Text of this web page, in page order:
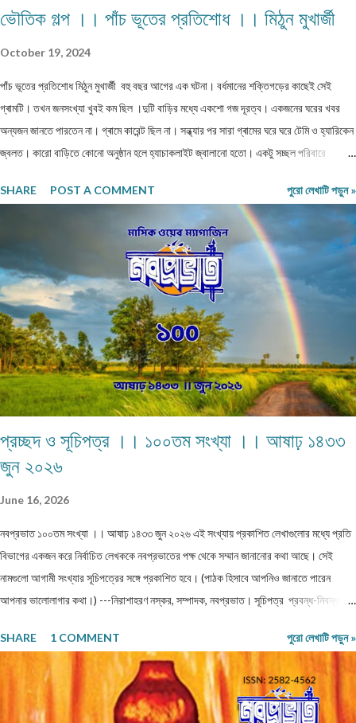
ভৌতিক গল্প ।। পাঁচ ভূতের প্রতিশোধ ।। মিঠুন মুখার্জী
October 19, 2024
পাঁচ ভূতের প্রতিশোধ মিঠুন মুখার্জী বহু বছর আগের এক ঘটনা। বর্ধমানের শক্তিগড়ের কাছেই সেই
গ্ৰামটি। তখন জনসংখ্যা খুবই কম ছিল ।দুটি বাড়ির মধ্যে একশো গজ দূরত্ব। একজনের ঘরের খবর
অন্যজন জানতে পারতেন না। গ্ৰামে কারেন্ট ছিল না। সন্ধ্যার পর সারা গ্ৰামের ঘরে ঘরে টেমি ও হ্যারিকেন
জ্বলত। কারো বাড়িতে কোনো অনুষ্ঠান হলে হ্যাচাকলাইট জ্বালানো হতো। একটু সচ্ছল পরিবারে
পাওয়া যেত না। ঐ গ্ৰাম থেকে বাজারের দূরত্ব তিন কিলোমিটার হবে। বাজারে সন্ধ্যার পর জেনারেটরের
লাইন ভাড়া নিয়ে সকলে লাইট জ্বালাত ও ফ্যান চালাত। বাজারে যাওয়ার সময় একটা বিরাট মাঠ পার হতে
হত। যে মাঠের পুরোটা একজায়গায় দাঁড়িয়ে দেখা যেত না। গ্ৰামের মানুষেরা নিজেদের মধ্যে বলাবলি করত,
সন্ধ্যার পর এই মাঠে ভূতেদের আখরা বসে। তারা অনেকেই রাত্রি বেলা ওই মাঠে ভূতেদের দাঁড়িয়ে কখনো
বসে জটলা পাকাতে দেখেছে। এই মাঠের উত্তর দিকে একটি বিশাল তেঁতুল গাছ ছিল। এই গাছ থেকেই
ভূতেরা মাঠে নেমে আসত নিজেদের মধ্যে বিভিন্ন বিষয় নিয়ে আলোচনা করার জন্য। তাদের আলোচনার
বিষয়...
SHARE POST A COMMENT পুরো লেখাটি পড়ুন »
প্রচ্ছদ ও সূচিপত্র ।। ১০০তম সংখ্যা ।। আষাঢ় ১৪৩৩
জুন ২০২৬
June 16, 2026
নবপ্রভাত ১০০তম সংখ্যা ।। আষাঢ় ১৪৩৩ জুন ২০২৬ এই সংখ্যায় প্রকাশিত লেখাগুলোর মধ্যে প্রতি
বিভাগের একজন করে নির্বাচিত লেখককে নবপ্রভাতের পক্ষ থেকে সম্মান জানানোর কথা আছে। সেই
নামগুলো আগামী সংখ্যার সূচিপত্রের সঙ্গে প্রকাশিত হবে। (পাঠক হিসাবে আপনিও জানাতে পারেন
আপনার ভালোলাগার কথা।) ---নিরাশাহরণ নস্কর, সম্পাদক, নবপ্রভাত। সূচিপত্র প্রবন্ধ-নিবন্ধ-
থেকে পতন : অনিক দত্ত ও মানুষের নিঃশ... প্রবন্ধ ।। ধাঙড় ।। মোঃ চাঁন মিয়া ফকির প্রবন্ধ ।।
অন্ধকারের উৎস হতে উৎসারিত আলো ।। কুহেলী... প্রবন্ধ ।। নারীর সম্মান ও অধিকার — অলীক
কল্পনা, না... আন্তর্জাতিক খ্যাতি সম্পন্ন ভাষা বিজ্ঞানী অধ্যাপক প... প্রবন্ধ ।। কবি কৃষ্ণচন্দ্র মজুমদার
।। সুমন বিপ্লব ফিচার ।। চা দিবস ।। অশোক বন্দ্যোপাধ্যায় ফিচার ।। বর্তমান প্রেক্ষাপটে
SHARE 1 COMMENT পুরো লেখাটি পড়ুন »